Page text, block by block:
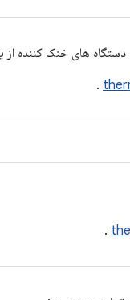
های خنک کننده
.
.